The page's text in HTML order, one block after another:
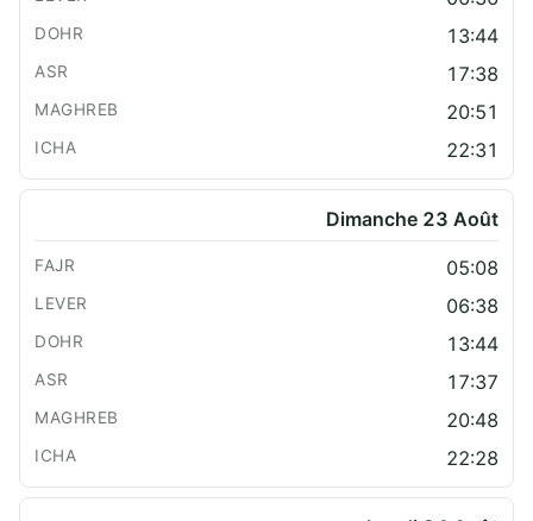
13:44
17:38
20:51
22:31
Dimanche 23 Août
05:08
06:38
13:44
17:37
20:48
22:28